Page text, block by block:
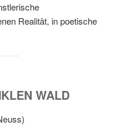
Realität, in poetische
WALD